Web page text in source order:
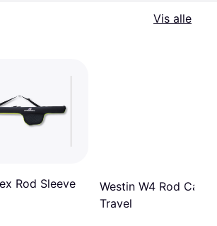
Vis alle
Rod Sleeve
Westin W4 Rod Case
Travel